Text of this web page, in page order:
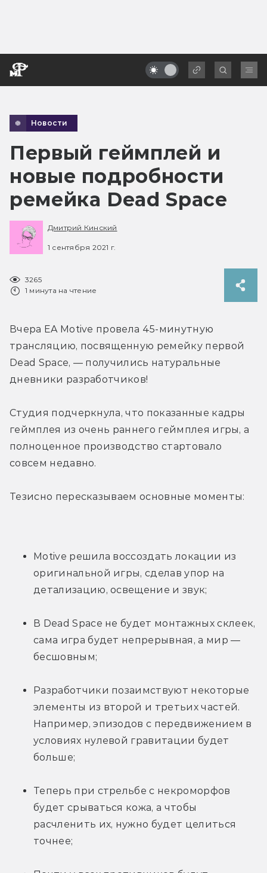
Новости
Первый геймплей и
новые подробности
ремейка Dead Space
Дмитрий Кинский
1 сентября 2021 г.
3265
1 минута на чтение
Вчера EA Motive провела 45-минутную
трансляцию, посвященную ремейку первой
Dead Space, — получились натуральные
дневники разработчиков!
Студия подчеркнула, что показанные кадры
геймплея из очень раннего геймплея игры, а
полноценное производство стартовало
совсем недавно.
Тезисно пересказываем основные моменты:
Motive решила воссоздать локации из
оригинальной игры, сделав упор на
детализацию, освещение и звук;
В Dead Space не будет монтажных склеек,
сама игра будет непрерывная, а мир —
бесшовным;
Разработчики позаимствуют некоторые
элементы из второй и третьих частей.
Например, эпизодов с передвижением в
условиях нулевой гравитации будет
больше;
Теперь при стрельбе с некроморфов
будет срываться кожа, а чтобы
расчленить их, нужно будет целиться
точнее;